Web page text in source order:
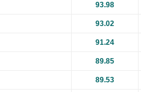
93.98
93.02
91.24
89.85
89.53